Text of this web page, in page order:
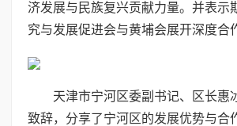
济发展与民族复兴贡献力量。并表示
究与发展促进会与黄埔会展开深度合
天津市宁河区委副书记、区长惠
致辞，分享了宁河区的发展优势与合